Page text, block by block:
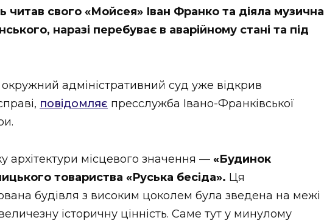
читав свого «Мойсея» Іван Франко та діяла музична
наразі перебуває в аварійному стані та під
адміністративний суд уже відкрив
повідомляє пресслужба Івано-Франківської
архітектури місцевого значення — «Будинок
товариства «Руська бесіда». Ця
будівля з високим цоколем була зведена на межі
величезну історичну цінність. Саме тут у минулому